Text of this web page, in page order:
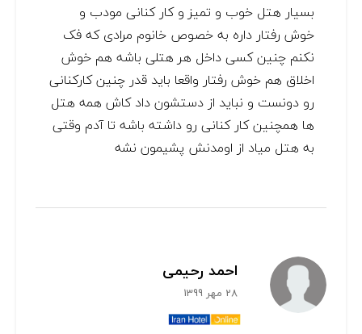
بسیار هتل خوب و تمیز و کار کنانی مودب و
خوش رفتار داره به خصوص خانوم مرادی که فک
نکنم چنین کسی داخل هر هتلی باشه هم خوش
اخلاق هم خوش رفتار واقعا باید قدر چنین کارکنانی
رو دونست و نباید از دستشون داد کاش همه هتل
ها همچنین کار کنانی رو داشته باشه تا آدم وقتی
به هتل میاد از اومدنش پشیمون نشه
احمد رحیمی
28 مهر 1399